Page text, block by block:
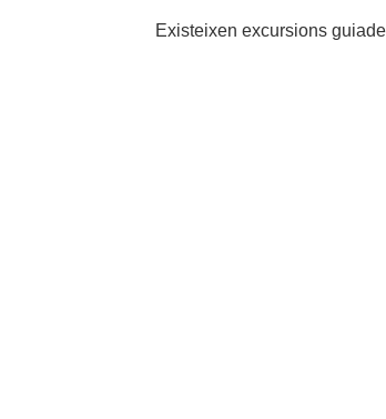
Existeixen excursions